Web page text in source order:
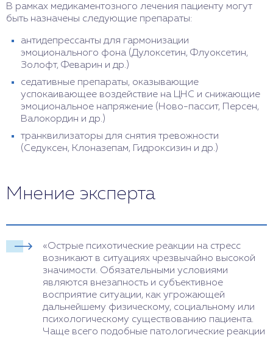
В рамках медикаментозного лечения пациенту могут
быть назначены следующие препараты:
антидепрессанты для гармонизации
эмоционального фона (Дулоксетин, Флуоксетин,
Золофт, Феварин и др.)
седативные препараты, оказывающие
успокаивающее воздействие на ЦНС и снижающие
эмоциональное напряжение (Ново-пассит, Персен,
Валокордин и др.)
транквилизаторы для снятия тревожности
(Седуксен, Клоназепам, Гидроксизин и др.)
Мнение эксперта
«Острые психотические реакции на стресс
возникают в ситуациях чрезвычайно высокой
значимости. Обязательными условиями
являются внезапность и субъективное
восприятие ситуации, как угрожающей
дальнейшему физическому, социальному или
психологическому существованию пациента.
Чаще всего подобные патологические реакции